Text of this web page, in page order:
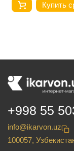
Купить
+998 55
info@ikarvon.uz
100057,